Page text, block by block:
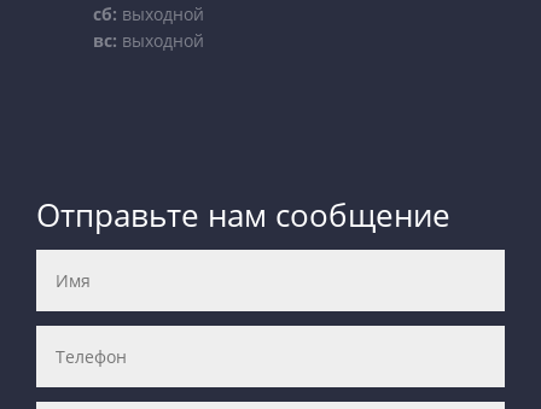
сб: выходной
вс: выходной
Отправьте нам сообщение